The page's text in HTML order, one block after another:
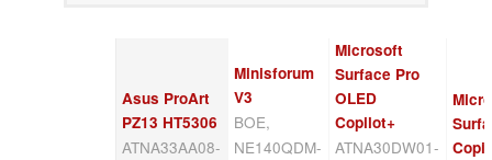
Asus ProArt
PZ13 HT5306
ATNA33AA08-
Minisforum
V3
BOE,
NE140QDM-
Microsoft
Surface Pro
OLED
Copilot+
ATNA30DW01-